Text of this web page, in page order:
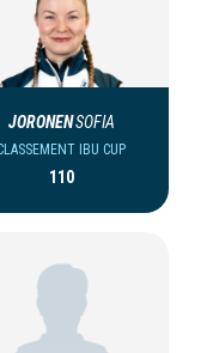
JORONENSOFIA
IBU CUP
110